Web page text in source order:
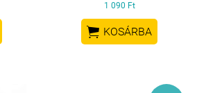
1 090 Ft
 KOSÁRBA